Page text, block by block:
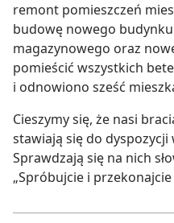
remont pomieszczeń
budowę nowego
magazynowego oraz
pomieścić wszystkich
i odnowiono sześć
Cieszymy się, że nasi
stawiają się do dyspozycji
Sprawdzają się na nich
„Spróbujcie i